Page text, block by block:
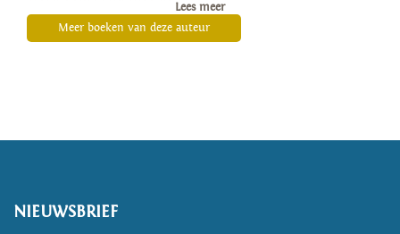
Debuutprijs.
Lees meer
Meer boeken van deze auteur
NIEUWSBRIEF